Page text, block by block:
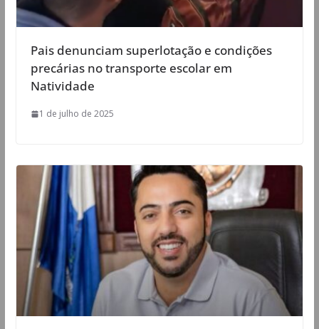
Pais denunciam superlotação e condições
precárias no transporte escolar em
Natividade
1 de julho de 2025